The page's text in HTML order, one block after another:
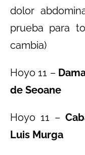
dolor
prueba para
cambia)
Hoyo 11 –
de Seoane
Hoyo 11 –
Luis Murga